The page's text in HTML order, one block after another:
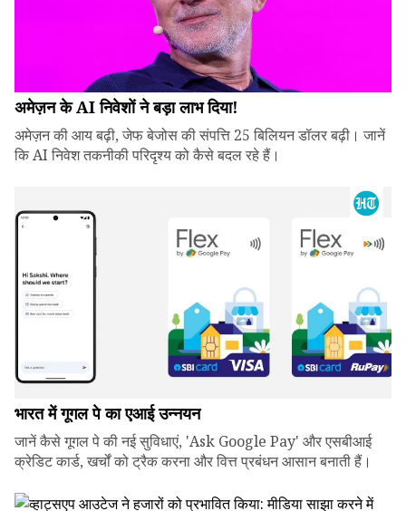
अमेज़न के AI निवेशों ने बड़ा लाभ दिया!
अमेज़न की आय बढ़ी, जेफ बेजोस की संपत्ति 25 बिलियन डॉलर बढ़ी। जानें
कि AI निवेश तकनीकी परिदृश्य को कैसे बदल रहे हैं।
भारत में गूगल पे का एआई उन्नयन
जानें कैसे गूगल पे की नई सुविधाएं, 'Ask Google Pay' और एसबीआई
क्रेडिट कार्ड, खर्चों को ट्रैक करना और वित्त प्रबंधन आसान बनाती हैं।